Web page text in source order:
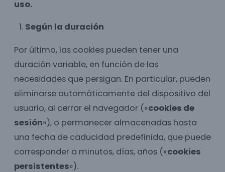
uso.
Según la duración
Por último, las cookies pueden tener una
duración variable, en función de las
necesidades que persigan. En particular, pueden
eliminarse automáticamente del dispositivo del
usuario, al cerrar el navegador («cookies de
sesión»), o permanecer almacenadas hasta
una fecha de caducidad predefinida, que puede
corresponder a minutos, días, años («cookies
persistentes»).